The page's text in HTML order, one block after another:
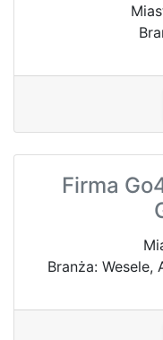
Firma
Branża: Wesele,